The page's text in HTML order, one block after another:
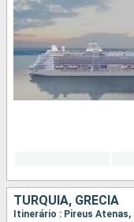
TURQUIA, GRÉCIA